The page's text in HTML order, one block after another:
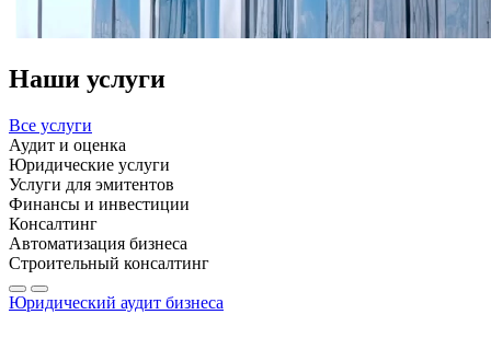
Наши услуги
Все услуги
Аудит и оценка
Юридические услуги
Услуги для эмитентов
Финансы и инвестиции
Консалтинг
Автоматизация бизнеса
Строительный консалтинг
Юридический аудит бизнеса